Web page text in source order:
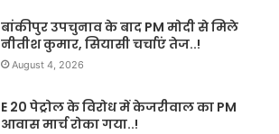
बांकीपुर उपचुनाव के बाद PM मोदी से मिले
नीतीश कुमार, सियासी चर्चाएं तेज..!
August 4, 2026
E 20 पेट्रोल के विरोध में केजरीवाल का PM
आवास मार्च रोका गया..!